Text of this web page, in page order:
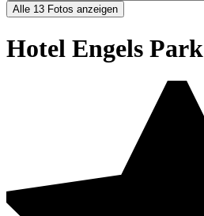
Alle 13 Fotos anzeigen
Hotel Engels Park